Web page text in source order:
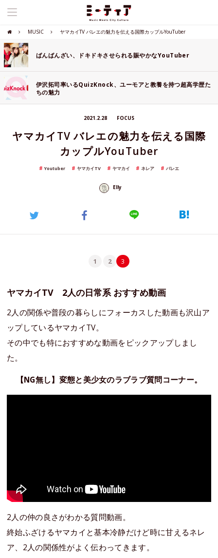
MUSIC ヤマカイTV バレエの魅力を伝える国際カップルYouTuber
ばんばんざい、ドキドキさせられる賑やかなYouTuber
伊沢拓司率いるQuizKnock、ユーモアと教養を持つ超高学歴た
ちの魅力
2021.2.28 FOCUS
ヤマカイTV バレエの魅力を伝える国際
カップルYouTuber
Youtuber ヤマカイTV ヤマカイ ネレア バレエ
Elly
1 2 3
ヤマカイTV 2人の日常系 おすすめ動画
2人の関係や普段の暮らしにフォーカスした動画も沢山ア
ップしているヤマカイTV。
その中でも特におすすめな動画をピックアップしまし
た。
【NG無し】変態と美少女のラブラブ質問コーナー。
2人の仲の良さがわかる質問動画。
終始ふざけるヤマカイと基本冷静だけど時に甘えるネレ
ア、2人の関係性がよく伝わってきます。